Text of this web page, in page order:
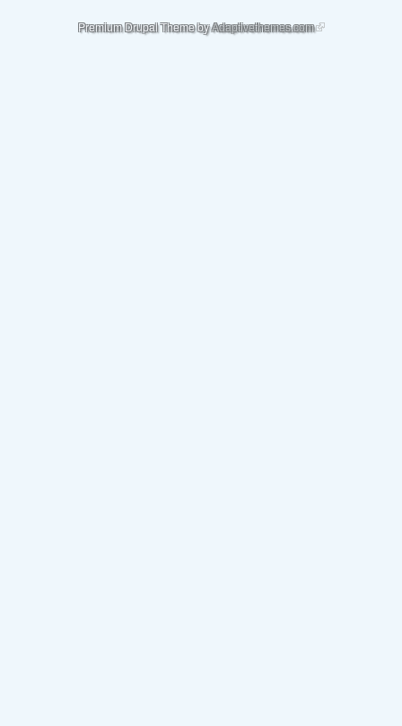
Premium Drupal Theme byAdaptivethemes.com(link is external)